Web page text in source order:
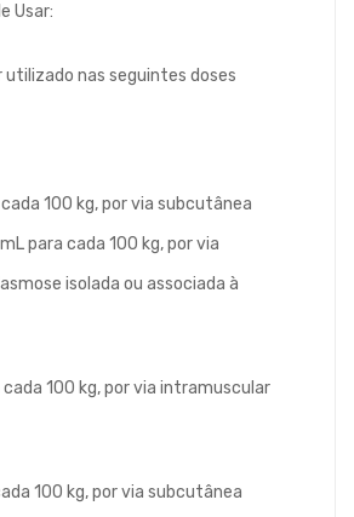
Usar:
utilizado nas seguintes doses
cada 100 kg, por via subcutânea
para cada 100 kg, por via
isolada ou associada à
cada 100 kg, por via intramuscular
100 kg, por via subcutânea